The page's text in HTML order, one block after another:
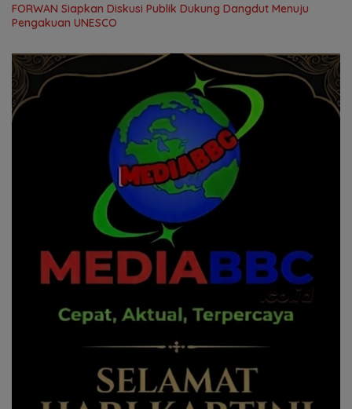
FORWAN Siapkan Diskusi Publik Dukung Dangdut Menuju
Pengakuan UNESCO